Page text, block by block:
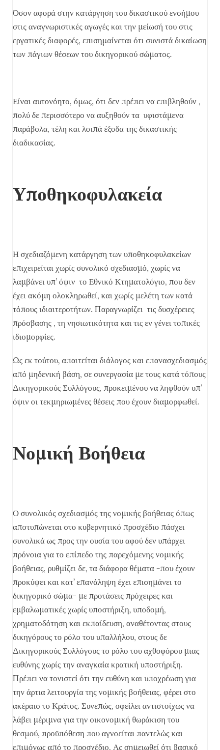
Όσον αφορά στην κατάργηση του δικαστικού ενσήμου
στις αναγνωριστικές αγωγές και την μείωσή του στις
εργατικές διαφορές, επισημαίνεται ότι συνιστά δικαίωση
των πάγιων θέσεων του δικηγορικού σώματος.
Είναι αυτονόητο, όμως, ότι δεν πρέπει να επιβληθούν ,
πολύ δε περισσότερο να αυξηθούν τα υφιστάμενα
παράβολα, τέλη και λοιπά έξοδα της δικαστικής
διαδικασίας.
Υποθηκοφυλακεία
Η σχεδιαζόμενη κατάργηση των υποθηκοφυλακείων
επιχειρείται χωρίς συνολικό σχεδιασμό, χωρίς να
λαμβάνει υπ’ όψιν το Εθνικό Κτηματολόγιο, που δεν
έχει ακόμη ολοκληρωθεί, και χωρίς μελέτη των κατά
τόπους ιδιαιτεροτήτων. Παραγνωρίζει τις δυσχέρειες
πρόσβασης , τη νησιωτικότητα και τις εν γένει τοπικές
ιδιομορφίες.
Ως εκ τούτου, απαιτείται διάλογος και επανασχεδιασμός
από μηδενική βάση, σε συνεργασία με τους κατά τόπους
Δικηγορικούς Συλλόγους, προκειμένου να ληφθούν υπ’
όψιν οι τεκμηριωμένες θέσεις που έχουν διαμορφωθεί.
Νομική Βοήθεια
Ο συνολικός σχεδιασμός της νομικής βοήθειας όπως
αποτυπώνεται στο κυβερνητικό προσχέδιο πάσχει
συνολικά ως προς την ουσία του αφού δεν υπάρχει
πρόνοια για το επίπεδο της παρεχόμενης νομικής
βοήθειας, ρυθμίζει δε, τα διάφορα θέματα -που έχουν
προκύψει και κατ’ επανάληψη έχει επισημάνει το
δικηγορικό σώμα- με προτάσεις πρόχειρες και
εμβαλωματικές χωρίς υποστήριξη, υποδομή,
χρηματοδότηση και εκπαίδευση, αναθέτοντας στους
δικηγόρους το ρόλο του υπαλλήλου, στους δε
Δικηγορικούς Συλλόγους το ρόλο του αχθοφόρου μιας
ευθύνης χωρίς την αναγκαία κρατική υποστήριξη.
Πρέπει να τονιστεί ότι την ευθύνη και υποχρέωση για
την άρτια λειτουργία της νομικής βοήθειας, φέρει στο
ακέραιο το Κράτος. Συνεπώς, οφείλει αντιστοίχως να
λάβει μέριμνα για την οικονομική θωράκιση του
θεσμού, προϋπόθεση που αγνοείται παντελώς και
επιμόνως από το προσχέδιο. Ας σημειωθεί ότι βασικό